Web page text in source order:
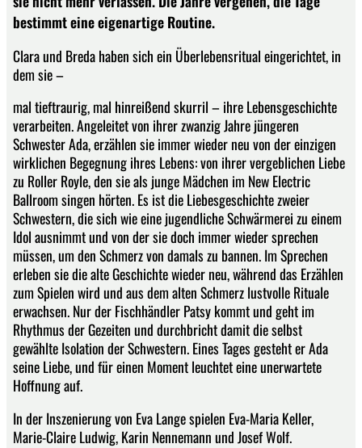
bestimmt eine eigenartige Routine.
Clara und Breda haben sich ein Überlebensritual eingerichtet, in
dem sie –
mal tieftraurig, mal hinreißend skurril – ihre Lebensgeschichte
verarbeiten. Angeleitet von ihrer zwanzig Jahre jüngeren
Schwester Ada, erzählen sie immer wieder neu von der einzigen
wirklichen Begegnung ihres Lebens: von ihrer vergeblichen Liebe
zu Roller Royle, den sie als junge Mädchen im New Electric
Ballroom singen hörten. Es ist die Liebesgeschichte zweier
Schwestern, die sich wie eine jugendliche Schwärmerei zu einem
Idol ausnimmt und von der sie doch immer wieder sprechen
müssen, um den Schmerz von damals zu bannen. Im Sprechen
erleben sie die alte Geschichte wieder neu, während das Erzählen
zum Spielen wird und aus dem alten Schmerz lustvolle Rituale
erwachsen. Nur der Fischhändler Patsy kommt und geht im
Rhythmus der Gezeiten und durchbricht damit die selbst
gewählte Isolation der Schwestern. Eines Tages gesteht er Ada
seine Liebe, und für einen Moment leuchtet eine unerwartete
Hoffnung auf.
In der Inszenierung von Eva Lange spielen Eva-Maria Keller,
Marie-Claire Ludwig, Karin Nennemann und Josef Wolf.